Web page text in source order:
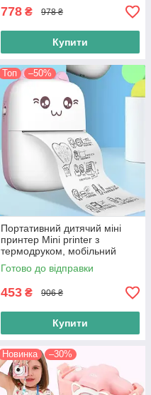
778 ₴ 978 ₴
Купити
Топ –50%
Портативний дитячий міні
принтер Mini printer з
термодруком, мобільний
термопринтер котик для
друку, Рожевий
Готово до відправки
453 ₴ 906 ₴
Купити
Новинка –30%